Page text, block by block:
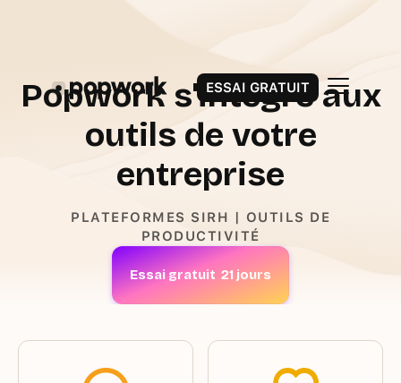
ESSAI GRATUIT
Popwork s'intègre aux
outils de votre
entreprise
PLATEFORMES SIRH | OUTILS DE
PRODUCTIVITÉ
Essai gratuit 21 jours